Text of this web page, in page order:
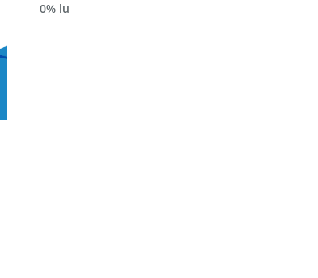
0% lu